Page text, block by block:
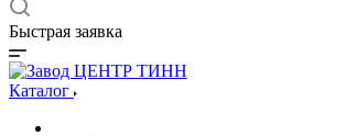
Быстрая заявка
Каталог